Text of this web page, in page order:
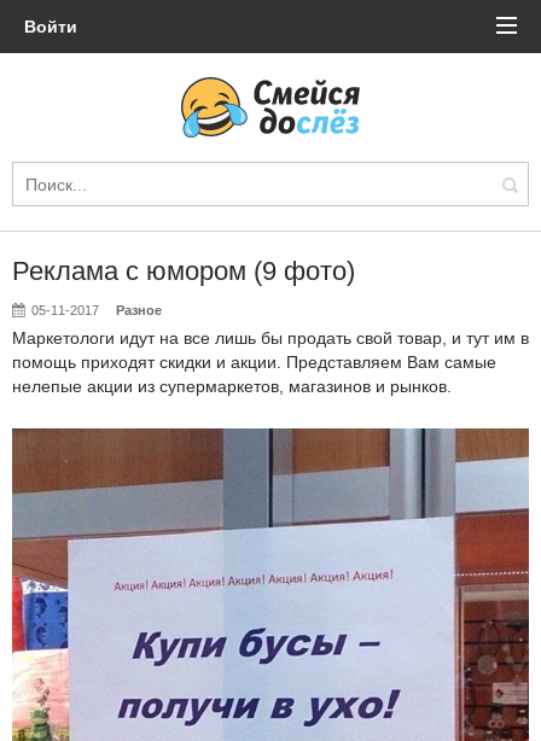
Войти
Реклама с юмором (9 фото)
05-11-2017 Разное
Маркетологи идут на все лишь бы продать свой товар, и тут им в
помощь приходят скидки и акции. Представляем Вам самые
нелепые акции из супермаркетов, магазинов и рынков.